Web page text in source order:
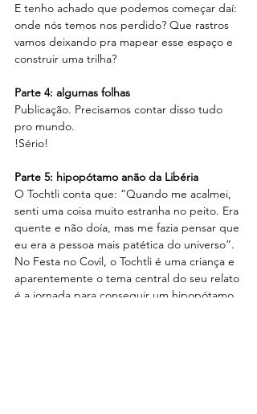
E tenho achado que podemos começar daí:
onde nós temos nos perdido? Que rastros
vamos deixando pra mapear esse espaço e
construir uma trilha?
Parte 4: algumas folhas
Publicação. Precisamos contar disso tudo
pro mundo.
!Sério!
Parte 5: hipopótamo anão da Libéria
O Tochtli conta que: “Quando me acalmei,
senti uma coisa muito estranha no peito. Era
quente e não doía, mas me fazia pensar que
eu era a pessoa mais patética do universo”.
No Festa no Covil, o Tochtli é uma criança e
aparentemente o tema central do seu relato
é a jornada para conseguir um hipopótamo